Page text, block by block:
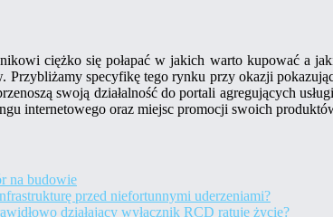
ciężko się połapać w jakich warto kupować a
Przybliżamy specyfikę tego rynku przy okazji
swoją działalność do portali agregujących
internetowego oraz miejsc promocji swoich
na budowie
przed niefortunnymi uderzeniami?
działający wyłącznik RCD ratuje życie?